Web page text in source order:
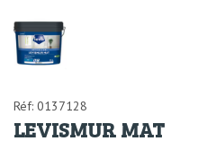
Réf: 0137128
LEVISMUR MAT